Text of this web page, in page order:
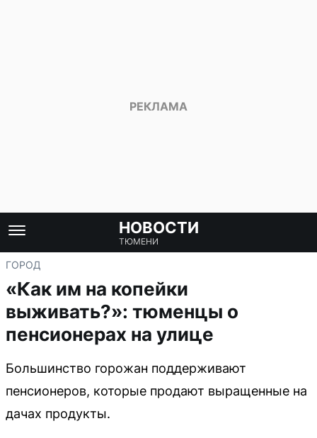
НОВОСТИ
ТЮМЕНИ
ГОРОД
«Как им на копейки
выживать?»: тюменцы о
пенсионерах на улице
Большинство горожан поддерживают
пенсионеров, которые продают выращенные на
дачах продукты.